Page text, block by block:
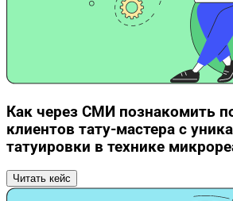
Как через СМИ познакомить
клиентов тату-мастера с
татуировки в технике
Читать кейс